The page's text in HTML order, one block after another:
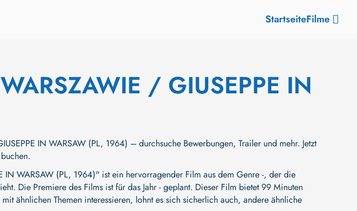
StartseiteFilme
/ GIUSEPPE IN
IN WARSAW (PL, 1964) – durchsuche Bewerbungen, Trailer und mehr. Jetzt
IN WARSAW (PL, 1964)" ist ein hervorragender Film aus dem Genre -, der die
Die Premiere des Films ist für das Jahr - geplant. Dieser Film bietet 99 Minuten
ähnlichen Themen interessieren, lohnt es sich sicherlich auch, andere ähnliche